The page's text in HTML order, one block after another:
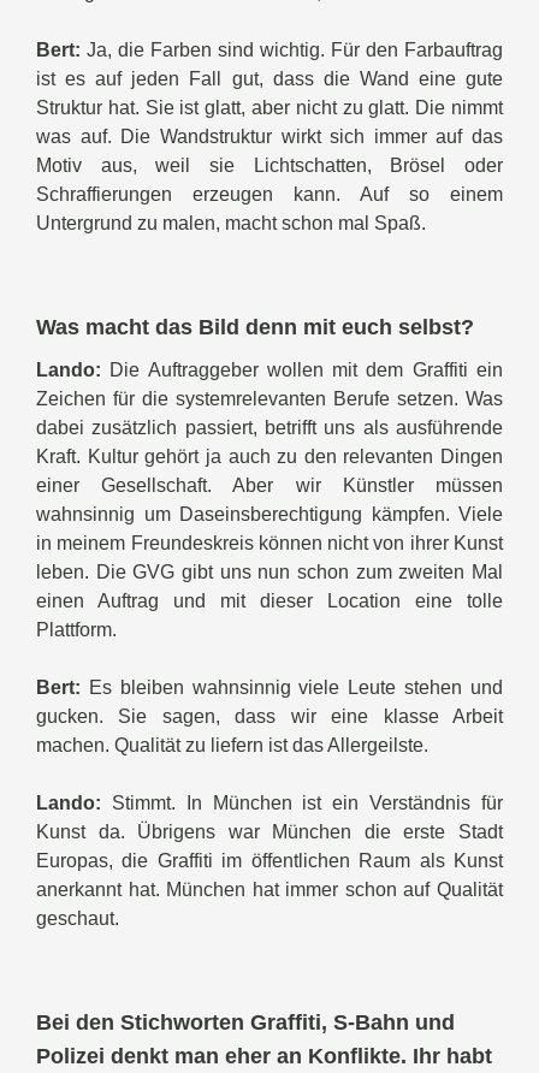
Bert: Ja, die Farben sind wichtig. Für den Farbauftrag
ist es auf jeden Fall gut, dass die Wand eine gute
Struktur hat. Sie ist glatt, aber nicht zu glatt. Die nimmt
was auf. Die Wandstruktur wirkt sich immer auf das
Motiv aus, weil sie Lichtschatten, Brösel oder
Schraffierungen erzeugen kann. Auf so einem
Untergrund zu malen, macht schon mal Spaß.
Bei den Stichworten Graffiti, S-Bahn und
Polizei denkt man eher an Konflikte. Ihr habt
Was macht das Bild denn mit euch selbst?
Lando: Die Auftraggeber wollen mit dem Graffiti ein
Zeichen für die systemrelevanten Berufe setzen. Was
dabei zusätzlich passiert, betrifft uns als ausführende
Kraft. Kultur gehört ja auch zu den relevanten Dingen
einer Gesellschaft. Aber wir Künstler müssen
wahnsinnig um Daseinsberechtigung kämpfen. Viele
in meinem Freundeskreis können nicht von ihrer Kunst
leben. Die GVG gibt uns nun schon zum zweiten Mal
einen Auftrag und mit dieser Location eine tolle
Plattform.
Bert: Es bleiben wahnsinnig viele Leute stehen und
gucken. Sie sagen, dass wir eine klasse Arbeit
machen. Qualität zu liefern ist das Allergeilste.
Lando: Stimmt. In München ist ein Verständnis für
Kunst da. Übrigens war München die erste Stadt
Europas, die Graffiti im öffentlichen Raum als Kunst
anerkannt hat. München hat immer schon auf Qualität
geschaut.